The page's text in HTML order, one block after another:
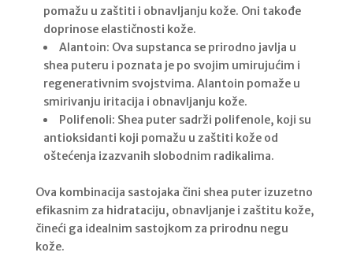
pomažu u zaštiti i obnavljanju kože. Oni takođe
doprinose elastičnosti kože.
Alantoin: Ova supstanca se prirodno javlja u
shea puteru i poznata je po svojim umirujućim i
regenerativnim svojstvima. Alantoin pomaže u
smirivanju iritacija i obnavljanju kože.
Polifenoli: Shea puter sadrži polifenole, koji su
antioksidanti koji pomažu u zaštiti kože od
oštećenja izazvanih slobodnim radikalima.
Ova kombinacija sastojaka čini shea puter izuzetno
efikasnim za hidrataciju, obnavljanje i zaštitu kože,
čineći ga idealnim sastojkom za prirodnu negu
kože.